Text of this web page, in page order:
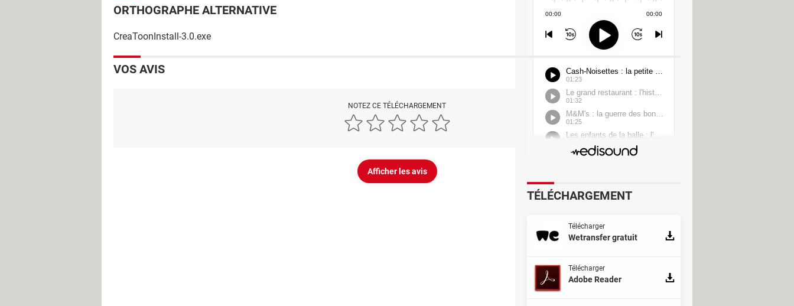
ORTHOGRAPHE ALTERNATIVE
CreaToonInstall-3.0.exe
VOS AVIS
NOTEZ CE TÉLÉCHARGEMENT
Afficher les avis
TÉLÉCHARGEMENT
Télécharger
Wetransfer gratuit
Télécharger
Adobe Reader